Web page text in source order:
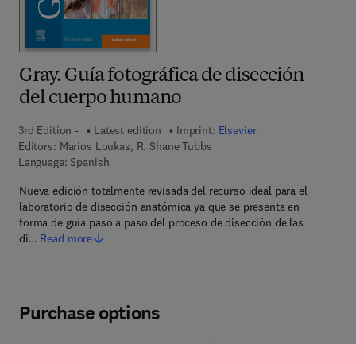
Gray. Guía fotográfica de disección
del cuerpo humano
3rd Edition - Latest edition Imprint: Elsevier
Editors: Marios Loukas, R. Shane Tubbs
Language: Spanish
Nueva edición totalmente revisada del recurso ideal para el
laboratorio de disección anatómica ya que se presenta en
forma de guía paso a paso del proceso de disección de las
di… Read more
Purchase options